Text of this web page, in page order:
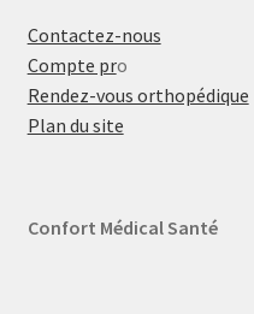
Contactez-nous
Compte pro
Rendez-vous orthopédique
Plan du site
Confort Médical Santé